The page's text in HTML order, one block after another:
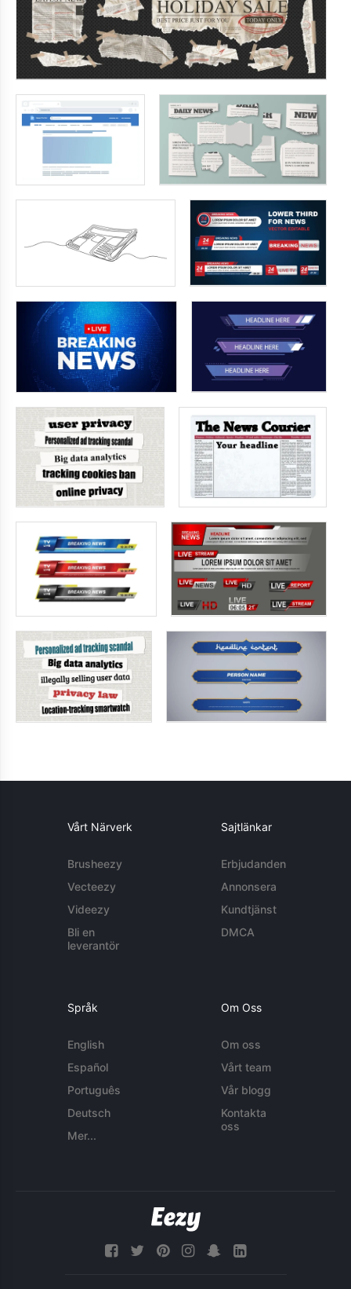
Vårt Närverk
Brusheezy
Vecteezy
Videezy
Bli en
leverantör
Sajtlänkar
Erbjudanden
Annonsera
Kundtjänst
DMCA
Språk
English
Español
Português
Deutsch
Mer...
Om Oss
Om oss
Vårt team
Vår blogg
Kontakta
oss